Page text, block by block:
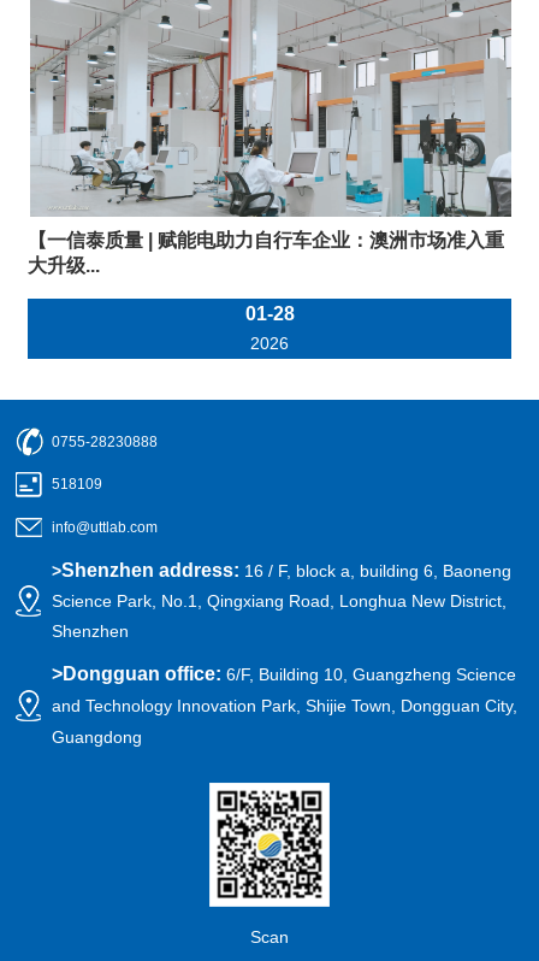
【一信泰质量 | 赋能电助力自行车企业：澳洲市场准入重
大升级...
01-28
2026
0755-28230888
518109
info@uttlab.com
>Shenzhen address: 16 / F, block a, building 6, Baoneng
Science Park, No.1, Qingxiang Road, Longhua New District,
Shenzhen
>Dongguan office:6/F, Building 10, Guangzheng Science
and Technology Innovation Park, Shijie Town, Dongguan City,
Guangdong
Scan